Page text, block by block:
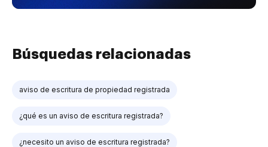
Búsquedas relacionadas
aviso de escritura de propiedad registrada
¿qué es un aviso de escritura registrada?
¿necesito un aviso de escritura registrada?